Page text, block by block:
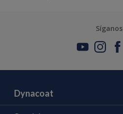
Síganos
Dynacoat